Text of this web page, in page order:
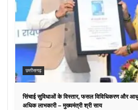
छत्तीसगढ़
सिंचाई सुविधाओं के विस्तार, फसल विविधिकरण और
अधिक लाभकारी – मुख्यमंत्री श्री साय